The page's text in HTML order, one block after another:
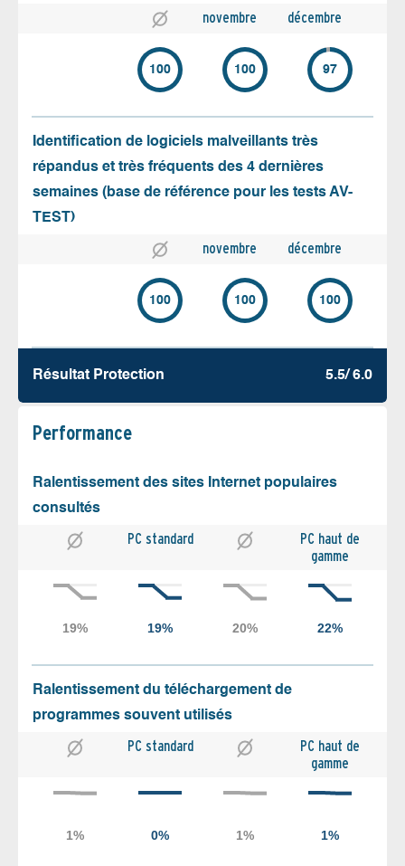
novembre décembre
100 100 97
Identification de logiciels malveillants très
répandus et très fréquents des 4 dernières
semaines (base de référence pour les tests AV-
TEST)
novembre décembre
100 100 100
Résultat Protection 5.5/ 6.0
Performance
Ralentissement des sites Internet populaires
consultés
PC standard
PC haut de
gamme
Ralentissement du téléchargement de
programmes souvent utilisés
PC standard
PC haut de
gamme